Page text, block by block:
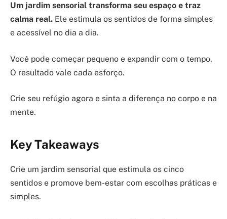
Um jardim sensorial transforma seu espaço e traz
calma real. Ele estimula os sentidos de forma simples
e acessível no dia a dia.
Você pode começar pequeno e expandir com o tempo.
O resultado vale cada esforço.
Crie seu refúgio agora e sinta a diferença no corpo e na
mente.
Key Takeaways
Crie um jardim sensorial que estimula os cinco
sentidos e promove bem-estar com escolhas práticas e
simples.